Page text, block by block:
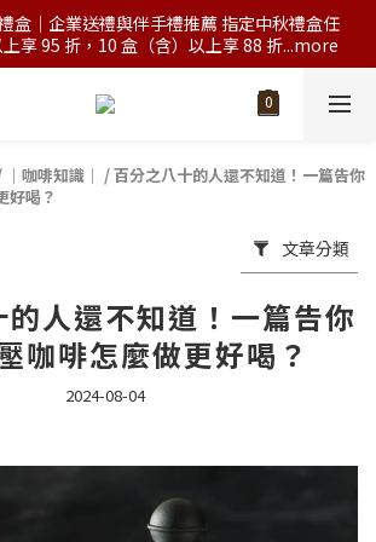
盒｜企業送禮與伴手禮推薦 指定中秋禮盒任
享 95 折，10 盒（含）以上享 88 折...more
｜咖啡知識｜ /百分之八十的人還不知道！一篇告你
好喝？
文章分類
人還不知道！一篇告你
咖啡怎麼做更好喝？
2024-08-04